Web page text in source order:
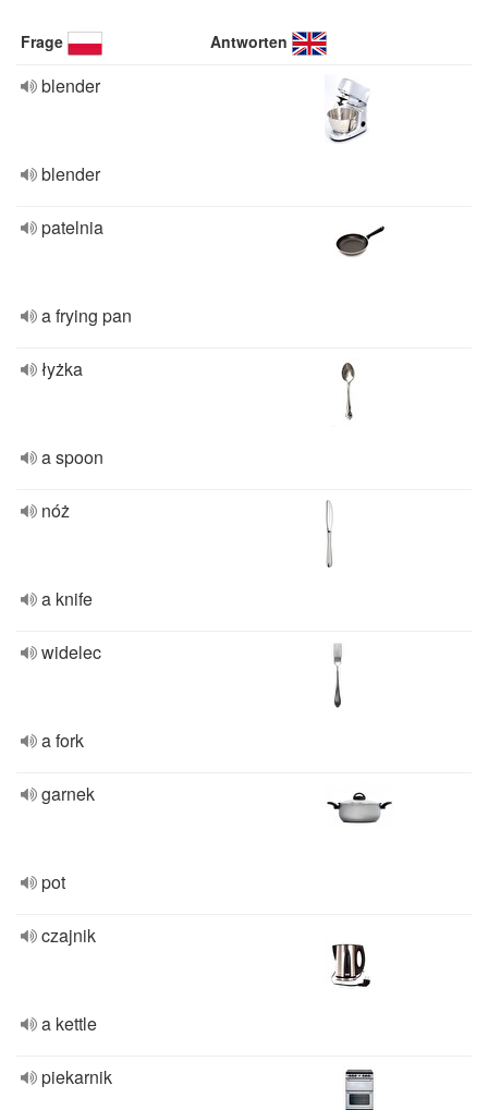
Frage Antworten
blender
blender
patelnia
a frying pan
łyżka
a spoon
nóż
a knife
widelec
a fork
garnek
pot
czajnik
a kettle
piekarnik